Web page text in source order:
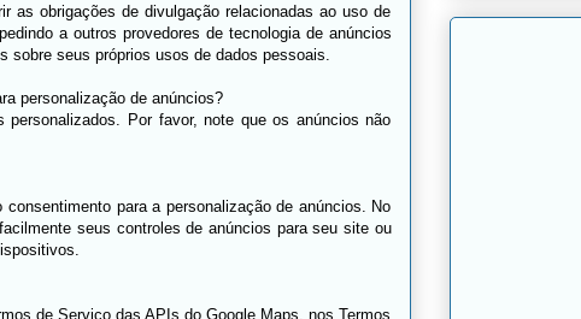
as obrigações de divulgação relacionadas ao uso de
a outros provedores de tecnologia de anúncios
sobre seus próprios usos de dados pessoais.
personalização de anúncios?
personalizados. Por favor, note que os anúncios não
para a personalização de anúncios. No
seus controles de anúncios para seu site ou
de Serviço das APIs do Google Maps, nos Termos